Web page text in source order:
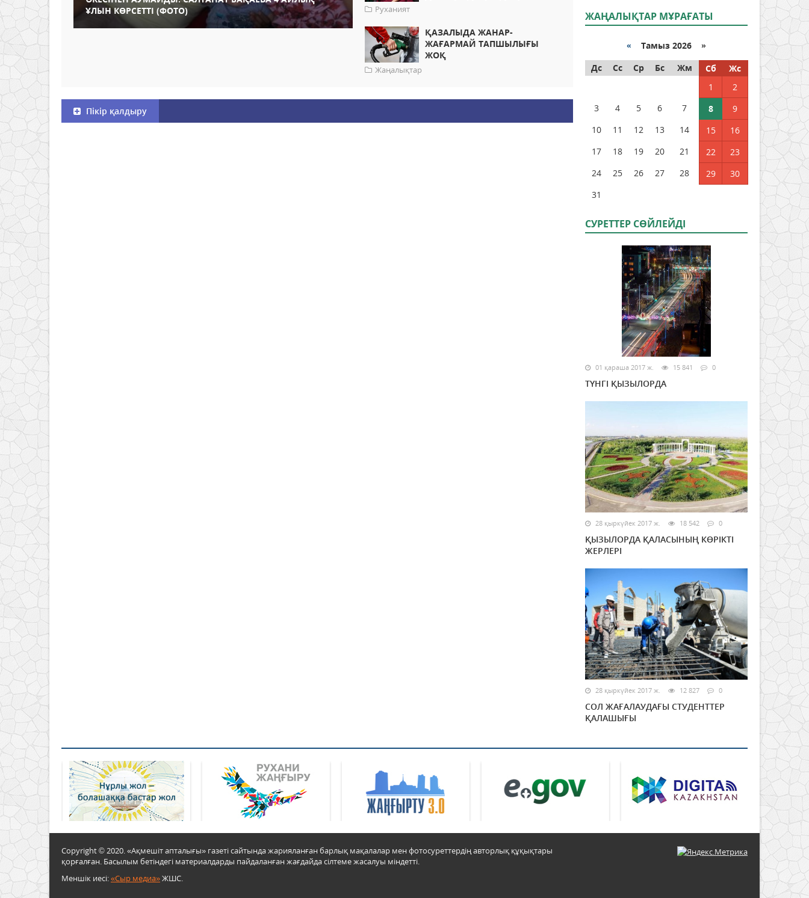
ҰЛЫН КӨРСЕТТІ (ФОТО)
Руханият
ҚАЗАЛЫДА ЖАНАР-
ЖАҒАРМАЙ ТАПШЫЛЫҒЫ
ЖОҚ
Жаңалықтар
Пікір қалдыру
ЖАҢАЛЫҚТАР МҰРАҒАТЫ
« Тамыз 2026 »
Дс
Сс Ср Бс Жм Сб
Жс
1
2
3
4 5 6 7 8
9
10
11 12 13 14 15
16
17
18 19 20 21 22
23
24
25 26 27 28 29
30
31
СУРЕТТЕР СӨЙЛЕЙДI
01 қараша 2017 ж. 15 841 0
ТҮНГІ ҚЫЗЫЛОРДА
28 қыркүйек 2017 ж. 18 542 0
ҚЫЗЫЛОРДА ҚАЛАСЫНЫҢ КӨРІКТІ
ЖЕРЛЕРІ
28 қыркүйек 2017 ж. 12 827 0
СОЛ ЖАҒАЛАУДАҒЫ СТУДЕНТТЕР
ҚАЛАШЫҒЫ
Copyright © 2020. «Ақмешіт апталығы» газеті сайтында жарияланған барлық мақалалар мен фотосуреттердің авторлық құқықтары
қорғалған. Басылым бетіндегі материалдарды пайдаланған жағдайда сілтеме жасалуы міндетті.
Меншік иесі:«Сыр медиа»ЖШС.